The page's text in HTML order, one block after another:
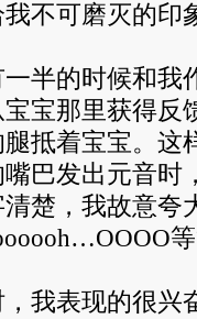
不可磨灭的印
的时候和我
宝那里获得反
抵着宝宝。这
巴发出元音时
楚，我故意夸
表现的很兴